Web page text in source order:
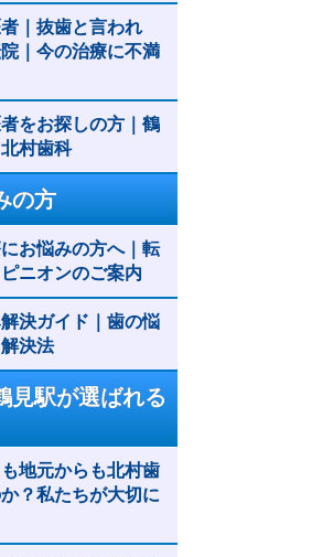
｜抜歯と言われ
｜今の治療に不満
をお探しの方｜鶴
村歯科
の方
お悩みの方へ｜転
ニオンのご案内
決ガイド｜歯の悩
決法
駅が選ばれる
地元からも北村歯
？私たちが大切に